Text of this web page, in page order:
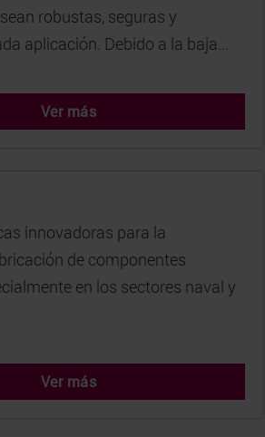
robustas, seguras y
aplicación. Debido a la baja...
Ver más
innovadoras para la
de componentes
en los sectores naval y
Ver más